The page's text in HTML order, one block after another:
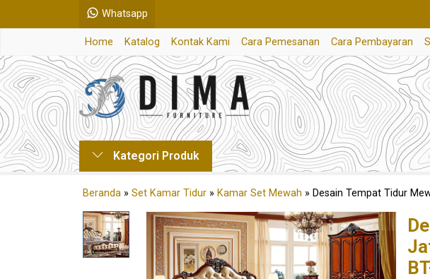
Whatsapp
Home Katalog Kontak Kami Cara Pemesanan Cara Pembayaran
Kategori Produk
Beranda » Set Kamar Tidur » Kamar Set Mewah » Desain Tempat Tidur